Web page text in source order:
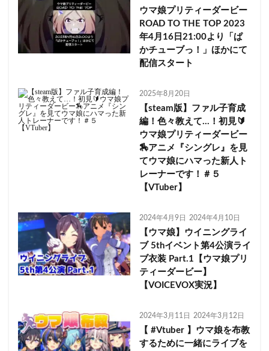
ウマ娘プリティーダービー
ROAD TO THE TOP 2023
年4月16日21:00より「ぱ
かチューブっ！」ほかにて
配信スタート
2025年8月20日
【steam版】ファル子育成
編！色々教えて…！初見🔰
ウマ娘プリティーダービー
🏇アニメ『シングレ』を見
てウマ娘にハマった新人ト
レーナーです！＃５
【VTuber】
2024年4月9日 2024年4月10日
【ウマ娘】ウイニングライ
ブ 5thイベント第4公演ライ
ブ衣装 Part.1【ウマ娘プリ
ティーダービー】
【VOICEVOX実況】
2024年3月11日 2024年3月12日
【 #Vtuber 】ウマ娘を布教
するために一緒にライブを